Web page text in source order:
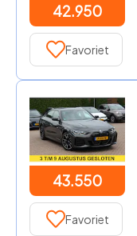
42.950
Favoriet
43.550
Favoriet